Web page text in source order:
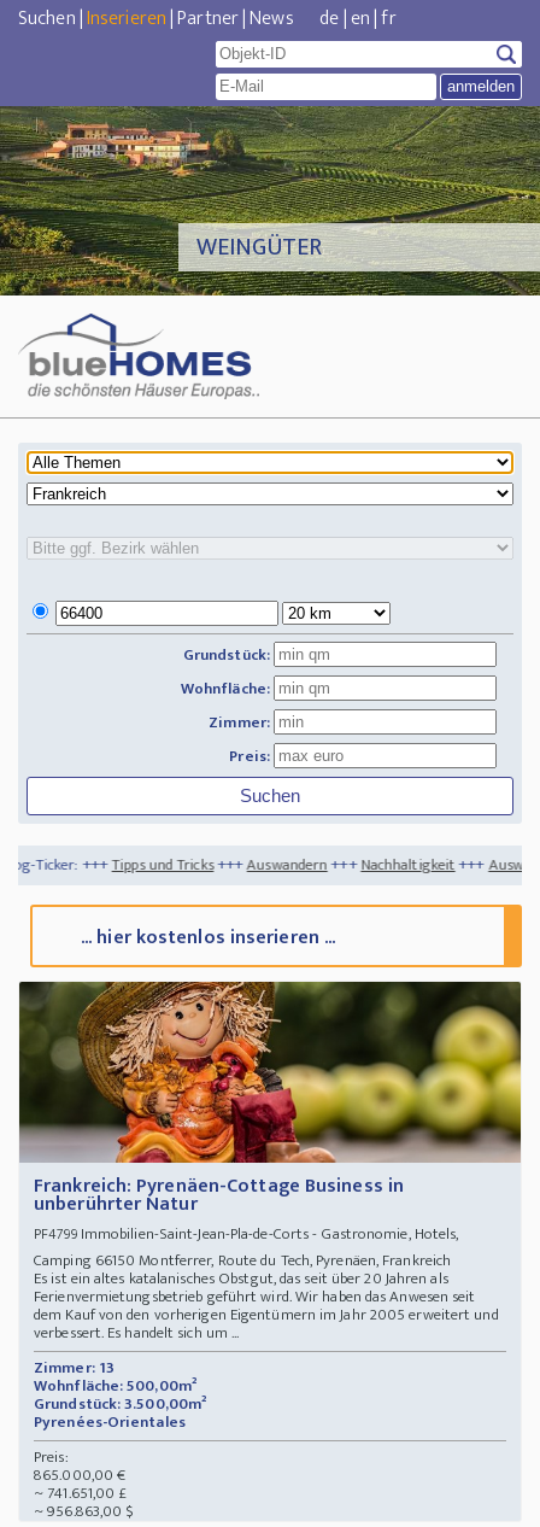
Suchen|Inserieren|Partner|News de|en|fr
WEINGÜTER
Grundstück:
Wohnfläche:
Zimmer:
Preis:
und Tricks+++Auswandern+++Nachhaltigkeit+++Auswandern Norwegen -
... hier kostenlos inserieren ...
Frankreich: Pyrenäen-Cottage Business in
unberührter Natur
PF4799Immobilien-Saint-Jean-Pla-de-Corts - Gastronomie, Hotels,
Camping 66150 Montferrer, Route du Tech, Pyrenäen, Frankreich
Es ist ein altes katalanisches Obstgut, das seit über 20 Jahren als
Ferienvermietungsbetrieb geführt wird. Wir haben das Anwesen seit
dem Kauf von den vorherigen Eigentümern im Jahr 2005 erweitert und
verbessert. Es handelt sich um ...
Zimmer: 13
Wohnfläche: 500,00m²
Grundstück: 3.500,00m²
Pyrenées-Orientales
Preis:
865.000,00 €
~ 741.651,00 £
~ 956.863,00 $